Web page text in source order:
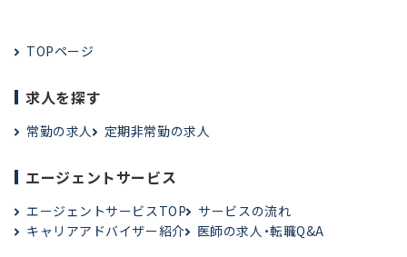
TOPページ
求人を探す
常勤の求人 定期非常勤の求人
エージェントサービス
エージェントサービスTOP
サービスの流れ
キャリアアドバイザー紹介
医師の求人・転職Q&A